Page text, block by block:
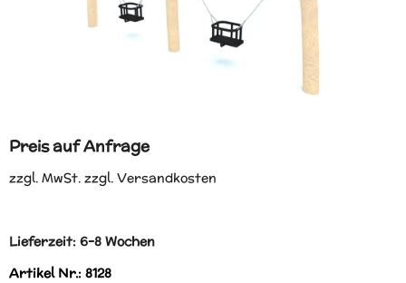
Preis auf Anfrage
zzgl. MwSt. zzgl. Versandkosten
Lieferzeit: 6-8 Wochen
Artikel Nr.: 8128